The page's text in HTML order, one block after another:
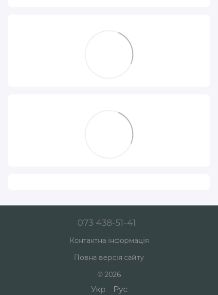
073 438-51-41
Контактна інформація
Повна версія сайту
© 2026
Укр Рус